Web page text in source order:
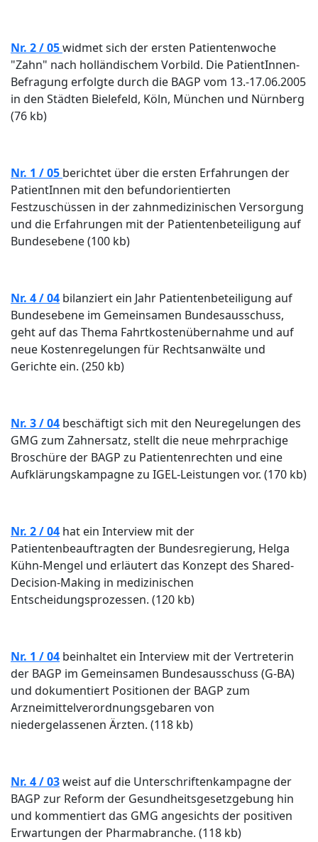
Nr. 2 / 05widmet sich der ersten Patientenwoche
"Zahn" nach holländischem Vorbild. Die PatientInnen-
Befragung erfolgte durch die BAGP vom 13.-17.06.2005
in den Städten Bielefeld, Köln, München und Nürnberg
(76 kb)
Nr. 1 / 05 berichtet über die ersten Erfahrungen der
PatientInnen mit den befundorientierten
Festzuschüssen in der zahnmedizinischen Versorgung
und die Erfahrungen mit der Patientenbeteiligung auf
Bundesebene (100 kb)
Nr. 4 / 04 bilanziert ein Jahr Patientenbeteiligung auf
Bundesebene im Gemeinsamen Bundesausschuss,
geht auf das Thema Fahrtkostenübernahme und auf
neue Kostenregelungen für Rechtsanwälte und
Gerichte ein. (250 kb)
Nr. 3 / 04 beschäftigt sich mit den Neuregelungen des
GMG zum Zahnersatz, stellt die neue mehrprachige
Broschüre der BAGP zu Patientenrechten und eine
Aufklärungskampagne zu IGEL-Leistungen vor. (170 kb)
Nr. 2 / 04 hat ein Interview mit der
Patientenbeauftragten der Bundesregierung, Helga
Kühn-Mengel und erläutert das Konzept des Shared-
Decision-Making in medizinischen
Entscheidungsprozessen. (120 kb)
Nr. 1 / 04 beinhaltet ein Interview mit der Vertreterin
der BAGP im Gemeinsamen Bundesausschuss (G-BA)
und dokumentiert Positionen der BAGP zum
Arzneimittelverordnungsgebaren von
niedergelassenen Ärzten. (118 kb)
Nr. 4 / 03weist auf die Unterschriftenkampagne der
BAGP zur Reform der Gesundheitsgesetzgebung hin
und kommentiert das GMG angesichts der positiven
Erwartungen der Pharmabranche. (118 kb)